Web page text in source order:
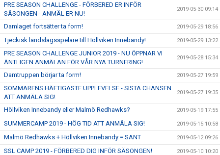
PRE SEASON CHALLENGE - FÖRBERED ER INFÖR
SÄSONGEN - ANMÄL ER NU!
2019-05-30 09:14
Damlaget fortsätter ta form! 2019-05-29 18:56
Tjeckisk landslagsspelare till Höllviken Innebandy! 2019-05-29 13:22
PRE SEASON CHALLENGE JUNIOR 2019 - NU ÖPPNAR VI
ÄNTLIGEN ANMÄLAN FÖR VÅR NYA TURNERING!
2019-05-28 15:34
Damtruppen börjar ta form! 2019-05-27 19:59
SOMMARENS HÄFTIGASTE UPPLEVELSE - SISTA CHANSEN
ATT ANMÄLA SIG!
2019-05-27 19:35
Höllviken Innebandy eller Malmö Redhawks? 2019-05-19 17:55
SUMMERCAMP 2019 - HÖG TID ATT ANMÄLA SIG! 2019-05-15 10:58
Malmö Redhawks + Höllviken Innebandy = SANT 2019-05-12 09:26
SSL CAMP 2019 - FÖRBERED DIG INFÖR SÄSONGEN! 2019-05-10 10:20